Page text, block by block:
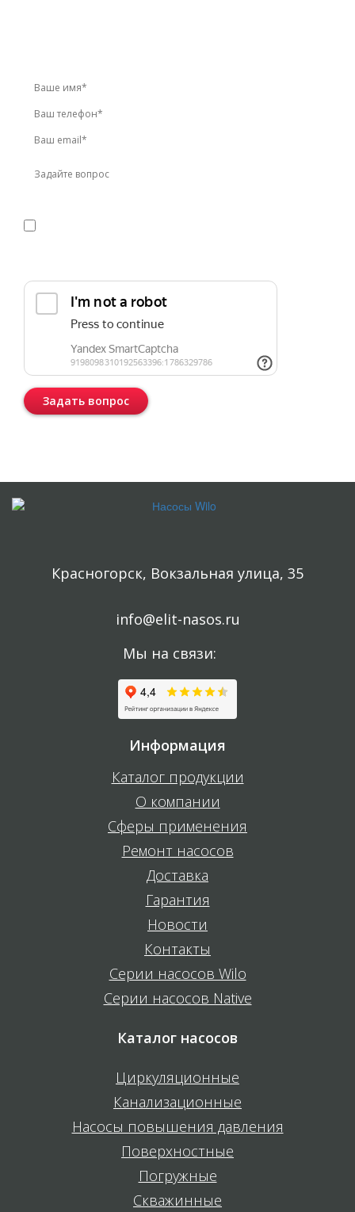
Задать вопрос
Красногорск, Вокзальная улица, 35
info@elit-nasos.ru
Мы на связи:
Информация
Каталог продукции
О компании
Сферы применения
Ремонт насосов
Доставка
Гарантия
Новости
Контакты
Серии насосов Wilo
Серии насосов Native
Каталог насосов
Циркуляционные
Канализационные
Насосы повышения давления
Поверхностные
Погружные
Скважинные